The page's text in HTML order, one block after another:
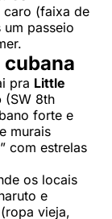
caro (faixa de
passeio
pra Little
(SW 8th
forte e
murais
com estrelas
os locais
e
vieja,